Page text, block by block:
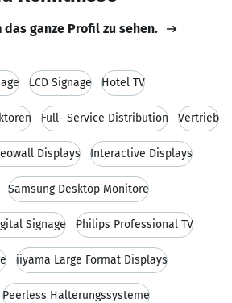
das ganze Profil zu sehen.
LCD Signage Hotel TV
Full- Service Distribution Vertrieb
Displays Interactive Displays
Samsung Desktop Monitore
Signage Philips Professional TV
iiyama Large Format Displays
Peerless Halterungssysteme